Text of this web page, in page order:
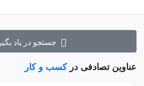
جستجو در یاد بگیر
عناوین تصادفی درکسب و کار